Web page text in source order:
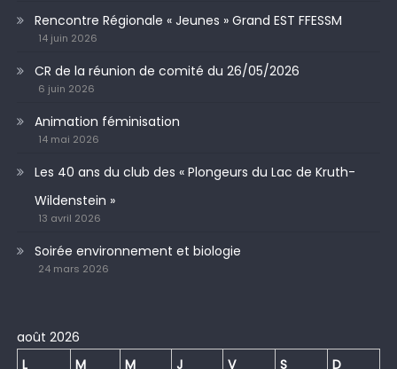
Rencontre Régionale « Jeunes » Grand EST FFESSM
14 juin 2026
CR de la réunion de comité du 26/05/2026
6 juin 2026
Animation féminisation
14 mai 2026
Les 40 ans du club des « Plongeurs du Lac de Kruth-
Wildenstein »
13 avril 2026
Soirée environnement et biologie
24 mars 2026
août 2026
L
M M J V S
D